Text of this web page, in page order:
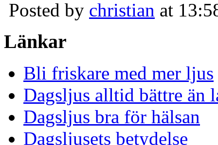
Posted by christian at
Länkar
Bli friskare med mer ljus
Dagsljus alltid bättre än
Dagsljus bra för hälsan
Dagsljusets betydelse